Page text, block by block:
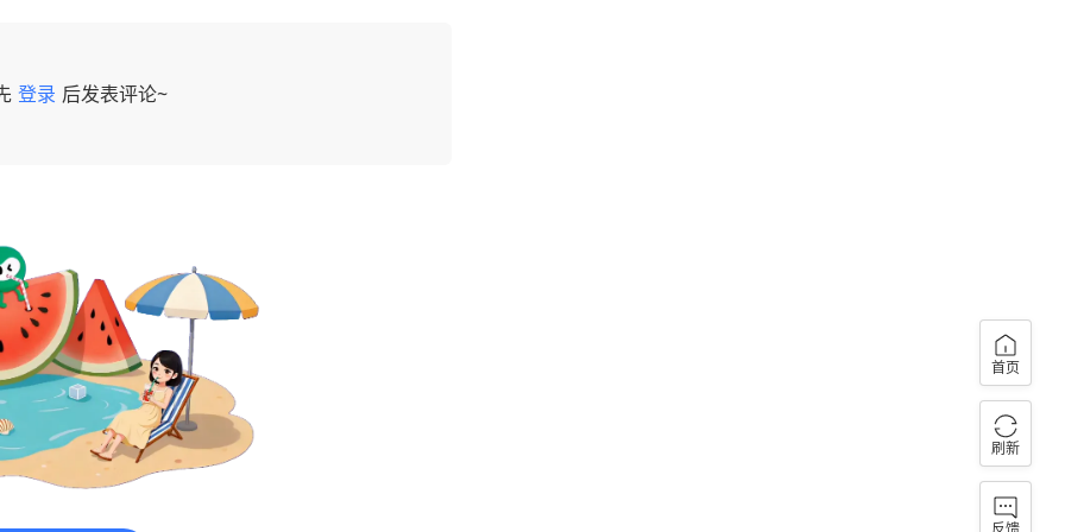
登录 后发表评论~
首页
刷新